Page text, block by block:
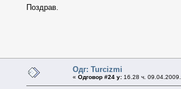
Поздрав.
Одг: Turcizmi
« Одговор #24 у: 16.28 ч.